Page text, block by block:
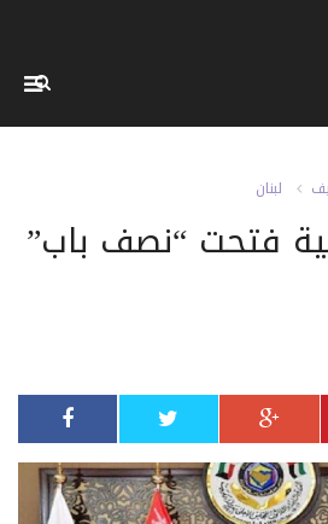
لبنان
فتحت “نصف باب”